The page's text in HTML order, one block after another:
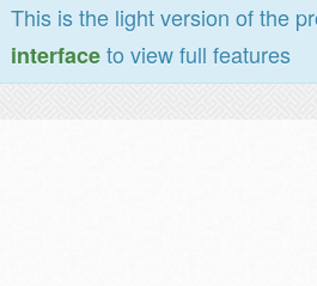
This is the light version of the
interfaceto view full features